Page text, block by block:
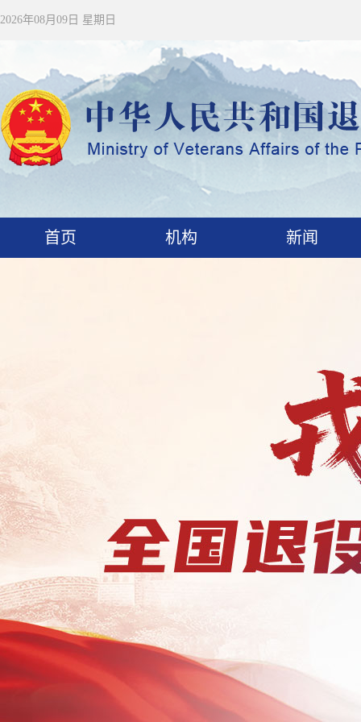
2026年08月09日 星期日
首页 机构 新闻